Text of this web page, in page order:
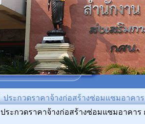
ประกวดราคาจ้างก่อสร้างซ่อมแซมอาคา
ประกวดราคาจ้างก่อสร้างซ่อมแซมอาคาร